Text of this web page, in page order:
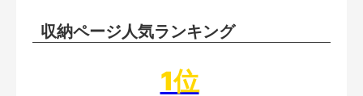
収納ページ人気ランキング